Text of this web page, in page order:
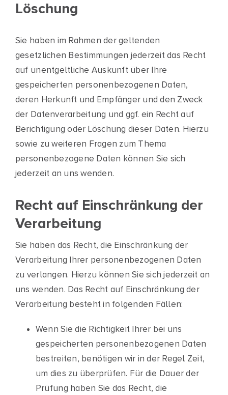
Löschung
Sie haben im Rahmen der geltenden
gesetzlichen Bestimmungen jederzeit das Recht
auf unentgeltliche Auskunft über Ihre
gespeicherten personenbezogenen Daten,
deren Herkunft und Empfänger und den Zweck
der Datenverarbeitung und ggf. ein Recht auf
Berichtigung oder Löschung dieser Daten. Hierzu
sowie zu weiteren Fragen zum Thema
personenbezogene Daten können Sie sich
jederzeit an uns wenden.
Recht auf Einschränkung der
Verarbeitung
Sie haben das Recht, die Einschränkung der
Verarbeitung Ihrer personenbezogenen Daten
zu verlangen. Hierzu können Sie sich jederzeit an
uns wenden. Das Recht auf Einschränkung der
Verarbeitung besteht in folgenden Fällen:
Wenn Sie die Richtigkeit Ihrer bei uns
gespeicherten personenbezogenen Daten
bestreiten, benötigen wir in der Regel Zeit,
um dies zu überprüfen. Für die Dauer der
Prüfung haben Sie das Recht, die